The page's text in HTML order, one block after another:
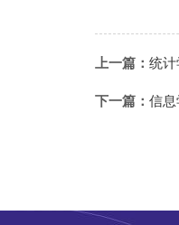
上一篇： 统
下一篇： 信